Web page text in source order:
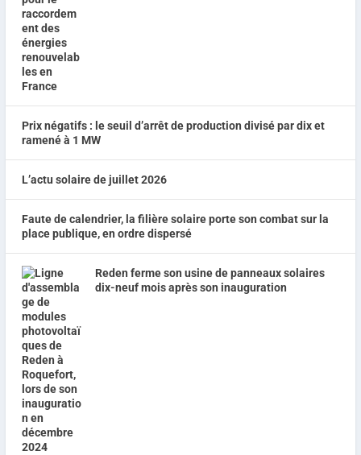
Prix négatifs : le seuil d’arrêt de production divisé par dix et
ramené à 1 MW
L’actu solaire de juillet 2026
Faute de calendrier, la filière solaire porte son combat sur la
place publique, en ordre dispersé
Reden ferme son usine de panneaux solaires
dix-neuf mois après son inauguration